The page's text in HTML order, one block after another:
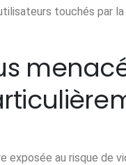
touchés par
au risque de